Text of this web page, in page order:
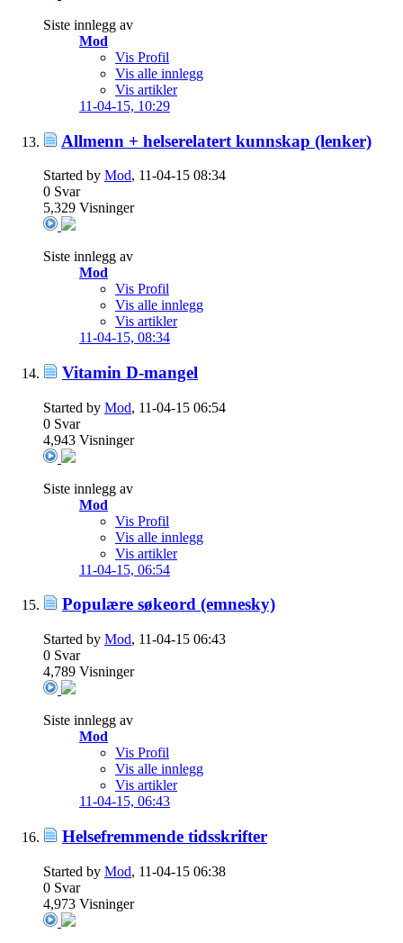
Siste innlegg av
Mod
Vis Profil
Vis alle innlegg
Vis artikler
11-04-15, 10:29
Allmenn + helserelatert kunnskap (lenker)
Started by Mod, 11-04-15 08:34
0 Svar
5,329 Visninger
Siste innlegg av
Mod
Vis Profil
Vis alle innlegg
Vis artikler
11-04-15, 08:34
Vitamin D-mangel
Started by Mod, 11-04-15 06:54
0 Svar
4,943 Visninger
Siste innlegg av
Mod
Vis Profil
Vis alle innlegg
Vis artikler
11-04-15, 06:54
Populære søkeord (emnesky)
Started by Mod, 11-04-15 06:43
0 Svar
4,789 Visninger
Siste innlegg av
Mod
Vis Profil
Vis alle innlegg
Vis artikler
11-04-15, 06:43
Helsefremmende tidsskrifter
Started by Mod, 11-04-15 06:38
0 Svar
4,973 Visninger